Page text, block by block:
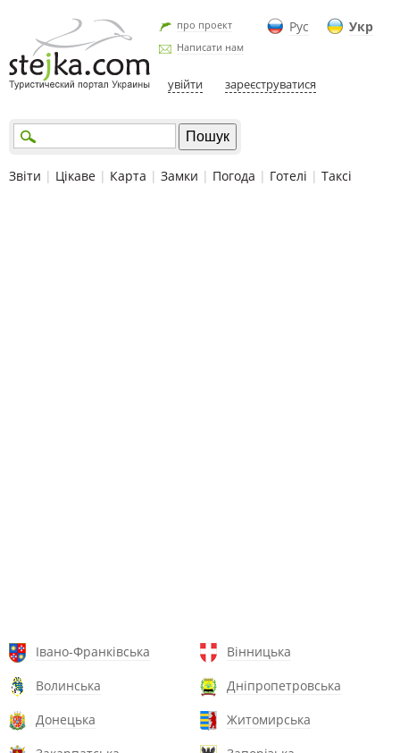
Рус Укр
про проект
Написати нам
увійти зареєструватися
Звіти | Цікаве | Карта | Замки | Погода | Готелі | Таксі
Івано-Франківська
Вінницька
Волинська
Дніпропетровська
Донецька
Житомирська